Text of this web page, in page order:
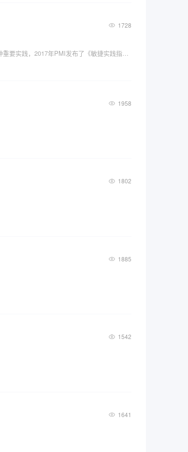
1728
敏捷诞生于20世纪60年代，其快速发展始于21世纪初，如今敏捷作为一种项目管理的方法论已经成为PMI（项目管理协会）的一种重要实践，2017年PMI发布了《敏捷实践指南》，对敏捷在企业中的推广进行了较为系统的说明。
1958
1802
1885
1542
1641